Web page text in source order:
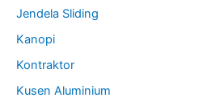
Jendela Sliding
Kanopi
Kontraktor
Kusen Aluminium